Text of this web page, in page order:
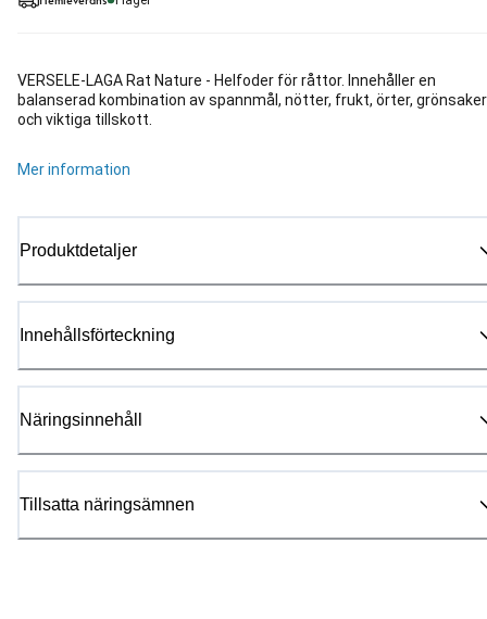
VERSELE-LAGA Rat Nature - Helfoder för råttor. Innehåller en
balanserad kombination av spannmål, nötter, frukt, örter, grönsaker
och viktiga tillskott.
Mer information
Produktdetaljer
Innehållsförteckning
Näringsinnehåll
Tillsatta näringsämnen